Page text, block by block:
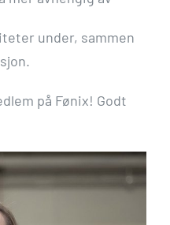
under, sammen
på Fønix! Godt